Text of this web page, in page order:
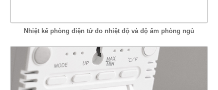
Nhiệt kế phòng điện tử đo nhiệt độ và độ ẩm phòng ngủ